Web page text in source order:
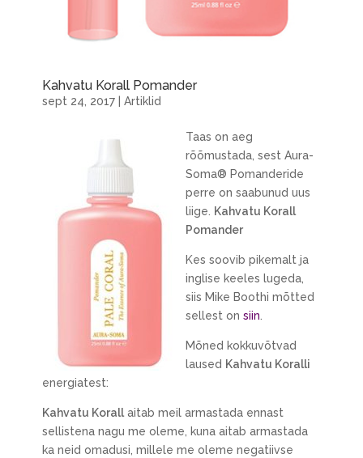
Kahvatu Korall Pomander
sept 24, 2017| Artiklid
Taas on aeg
rõõmustada, sest Aura-
Soma® Pomanderide
perre on saabunud uus
liige.
Kahvatu Korall
Pomander
Kes soovib pikemalt ja
inglise keeles lugeda,
siis Mike Boothi mõtted
sellest on siin
Mõned kokkuvõtvad
laused Kahvatu Koralli
energiatest:
Kahvatu Korallaitab meil armastada ennast
sellistena nagu me oleme, kuna aitab armastada
ka neid omadusi, millele me oleme negatiivse